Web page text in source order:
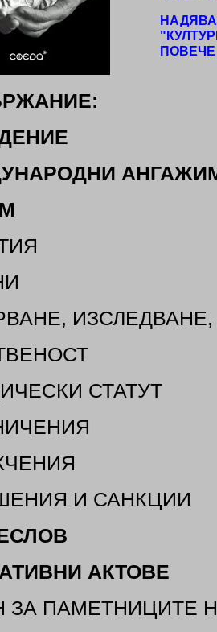
ПОВЕЧЕ
СТАТУТ
И САНКЦИИ
АКТОВЕ
ЗА ПАМЕТНИЦИТЕ